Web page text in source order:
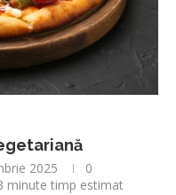
2025
0
minute timp estimat